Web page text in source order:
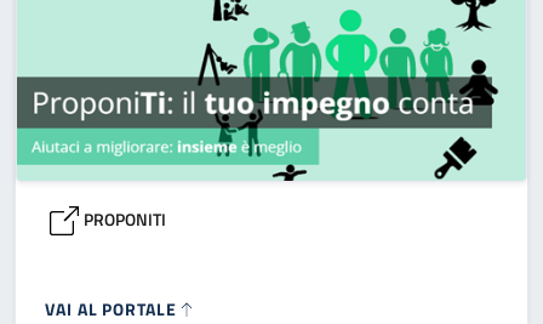
PROPONITI
VAI AL PORTALE